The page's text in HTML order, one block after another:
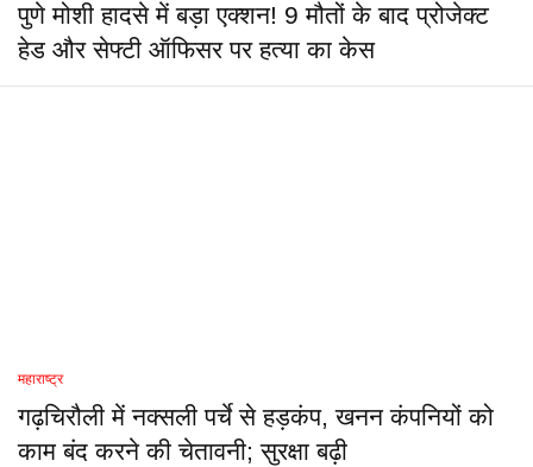
पुणे मोशी हादसे में बड़ा एक्शन! 9 मौतों के बाद प्रोजेक्ट
हेड और सेफ्टी ऑफिसर पर हत्या का केस
महाराष्ट्र
गढ़चिरौली में नक्सली पर्चे से हड़कंप, खनन कंपनियों को
काम बंद करने की चेतावनी; सुरक्षा बढ़ी